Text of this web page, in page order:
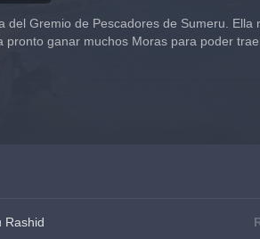
del Gremio de Pescadores de Sumeru.
pronto ganar muchos Moras para poder
Rashid